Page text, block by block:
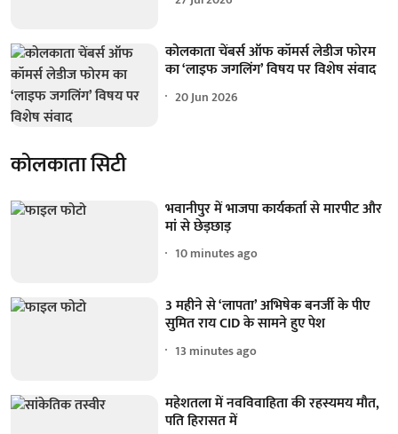
कोलकाता चेंबर्स ऑफ कॉमर्स लेडीज फोरम
का ‘लाइफ जगलिंग’ विषय पर विशेष संवाद
20 Jun 2026
कोलकाता सिटी
भवानीपुर में भाजपा कार्यकर्ता से मारपीट और
मां से छेड़छाड़
10 minutes ago
3 महीने से ‘लापता’ अभिषेक बनर्जी के पीए
सुमित राय CID के सामने हुए पेश
13 minutes ago
महेशतला में नवविवाहिता की रहस्यमय मौत,
पति हिरासत में